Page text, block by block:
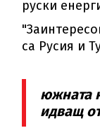
руски
са Русия и
южната
идващ